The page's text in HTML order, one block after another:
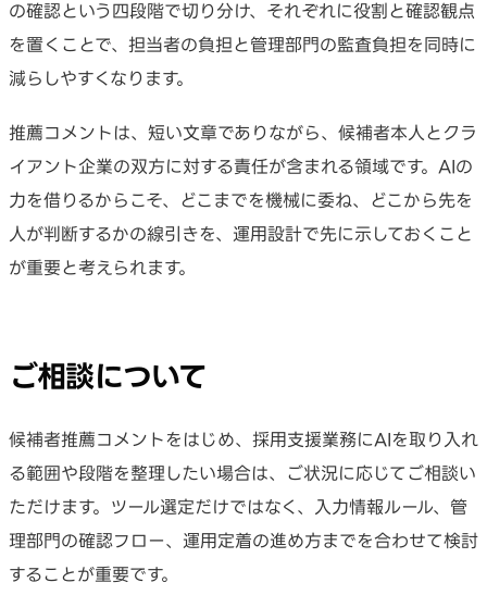
の確認という四段階で切り分け、それぞれに役割と確認観点
を置くことで、担当者の負担と管理部門の監査負担を同時に
減らしやすくなります。
推薦コメントは、短い文章でありながら、候補者本人とクラ
イアント企業の双方に対する責任が含まれる領域です。AIの
力を借りるからこそ、どこまでを機械に委ね、どこから先を
人が判断するかの線引きを、運用設計で先に示しておくこと
が重要と考えられます。
ご相談について
候補者推薦コメントをはじめ、採用支援業務にAIを取り入れ
る範囲や段階を整理したい場合は、ご状況に応じてご相談い
ただけます。ツール選定だけではなく、入力情報ルール、管
理部門の確認フロー、運用定着の進め方までを合わせて検討
することが重要です。